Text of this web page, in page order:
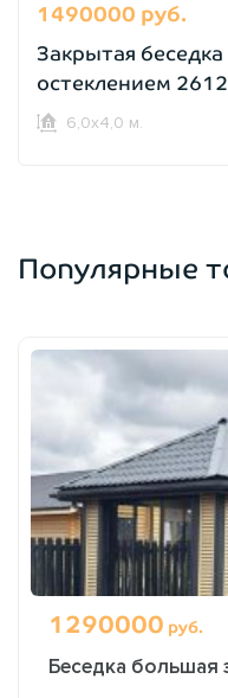
1490000 руб.
Закрытая
остеклением 2612
6,0х4,0 м.
Популярные
1290000 руб.
Беседка большая